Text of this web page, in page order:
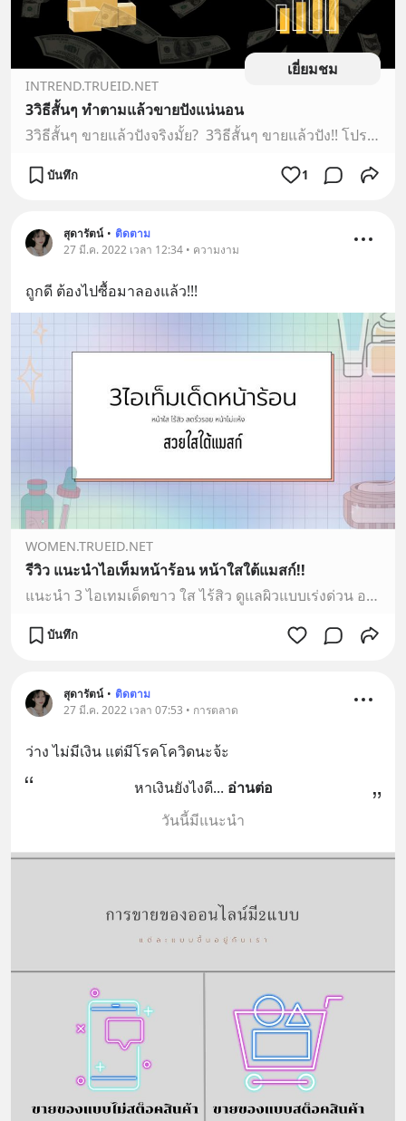
เยี่ยมชม
INTREND.TRUEID.NET
3วิธีสั้นๆ ทำตามแล้วขายปังแน่นอน
3วิธีสั้นๆ ขายแล้วปังจริงมั้ย?​​​​​ ​​​ 3วิธีสั้นๆ ขายแล้วปัง!! โปรโมชั่น ฮิตตามสถานการณ์ น่าเชื่อถือ 3วิธีนี้มันขายแล้วดีจริงมั้ย. ไปดูกัน!!! การขายของออนไลน์ เป็นที่นิยมมากในตอนนี้ เนื่องจา
บันทึก 1
สุดารัตน์ • ติดตาม
27 มี.ค. 2022 เวลา 12:34 • ความงาม
ถูกดี ต้องไปซื้อมาลองแล้ว!!!
WOMEN.TRUEID.NET
รีวิว แนะนำไอเท็มหน้าร้อน หน้าใสใต้แมสก์!!
แนะนำ 3 ไอเทมเด็ดขาว ใส ไร้สิว ดูแลผิวแบบเร่งด่วน อากาศแบบนี้แถมมีโรคระบาดอีกทำให้ต้องสวมหน้ากากอนามัยตลอดเวลา เชื่อว่าทุกคนต้องมีปัญหาเกี่ยวกับใบหน้าแน่นอน ไม่ว่าจ
บันทึก
สุดารัตน์ • ติดตาม
27 มี.ค. 2022 เวลา 07:53 • การตลาด
ว่าง ไม่มีเงิน แต่มีโรคโควิดนะจ้ะ
หาเงินยังไงดี... อ่านต่อ
วันนี้มีแนะนำ